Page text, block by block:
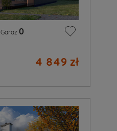
Garaż 0
4 849 zł